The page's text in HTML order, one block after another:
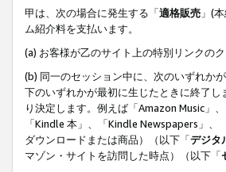
甲は、次の場合に発生する「適格販売 」(
ム紹介料を支払います。
(a) お客様が乙のサイト上の特別リンクの
(b) 同一のセッション中に、次のいずれか
下のいずれかが最初に生じたときに終了
り決定します。例えば「Amazon Music」
「Kindle 本」、「Kindle Newspapers」
ダウンロードまたは商品）（以下「デジタ
マゾン・サイトを訪問した時点）（以下「